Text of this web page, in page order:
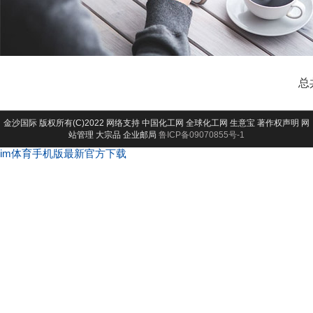
总
金沙国际 版权所有(C)2022 网络支持 中国化工网 全球化工网 生意宝 著作权声明 网
站管理 大宗品 企业邮局 鲁ICP备09070855号-1
im体育手机版最新官方下载